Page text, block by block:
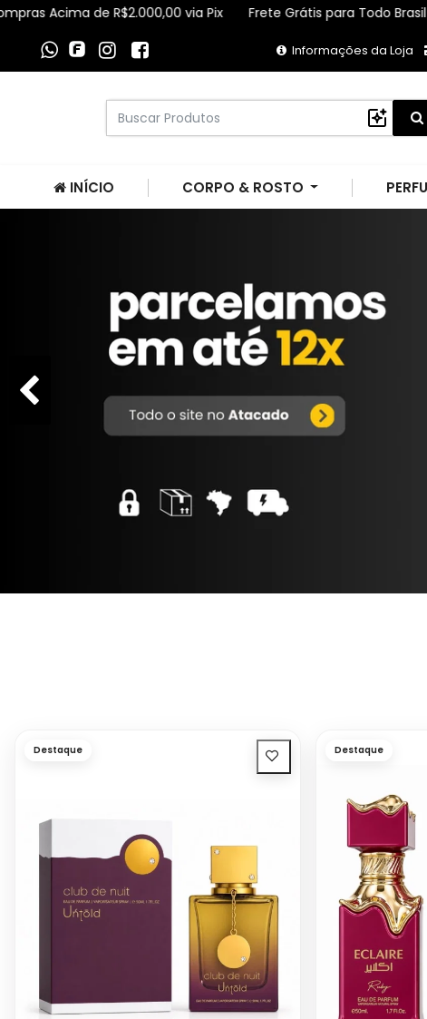
R$2.000,00 via Pix Frete Grátis para Todo Brasil Compras
Informações da Loja
INÍCIO CORPO & ROSTO
Destaque Destaque